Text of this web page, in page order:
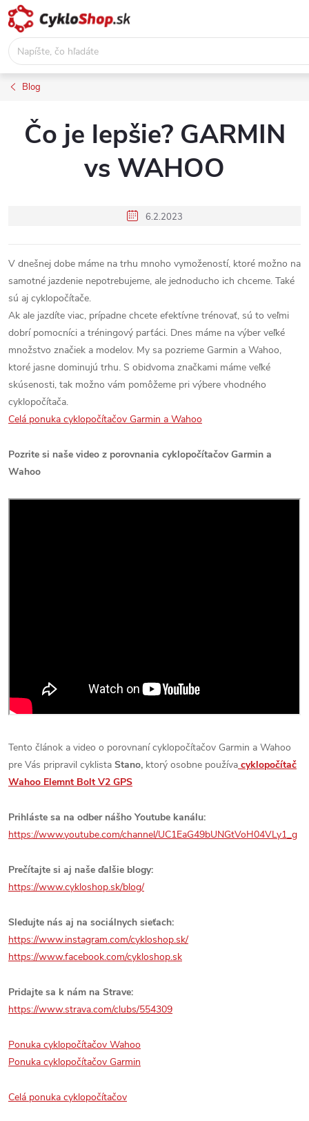
Prejsť
na
obsah
Blog
Čo je lepšie? GARMIN
vs WAHOO
6.2.2023
V dnešnej dobe máme na trhu mnoho vymožeností, ktoré možno na
samotné jazdenie nepotrebujeme, ale jednoducho ich chceme. Také
sú aj cyklopočítače.
Ak ale jazdíte viac, prípadne chcete efektívne trénovať, sú to veľmi
dobrí pomocníci a tréningový parťáci. Dnes máme na výber veľké
množstvo značiek a modelov. My sa pozrieme Garmin a Wahoo,
ktoré jasne dominujú trhu. S obidvoma značkami máme veľké
skúsenosti, tak možno vám pomôžeme pri výbere vhodného
cyklopočítača.
Celá ponuka cyklopočítačov Garmin a Wahoo
Pozrite si naše video z porovnania cyklopočítačov Garmin a
Wahoo
Tento článok a video o porovnaní cyklopočítačov Garmin a Wahoo
pre Vás pripravil cyklista Stano, ktorý osobne používa cyklopočítač
Wahoo Elemnt Bolt V2 GPS
Prihláste sa na odber nášho Youtube kanálu:
https://www.youtube.com/channel/UC1EaG49bUNGtVoH04VLy1_g
Prečítajte si aj naše ďalšie blogy:
https://www.cykloshop.sk/blog/
Sledujte nás aj na sociálnych sieťach:
https://www.instagram.com/cykloshop.sk/
https://www.facebook.com/cykloshop.sk
Pridajte sa k nám na Strave:
https://www.strava.com/clubs/554309
Ponuka cyklopočítačov Wahoo
Ponuka cyklopočítačov Garmin
Celá ponuka cyklopočítačov